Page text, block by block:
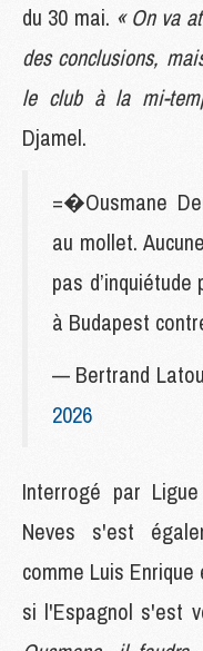
du 30 mai. « On va
des conclusions,
le club à la mi-
Djamel.
=�Ousmane
au mollet.
pas
à Budapest
— Bertrand
2026
Interrogé par
Neves s'est
comme Luis
si l'Espagnol s'est